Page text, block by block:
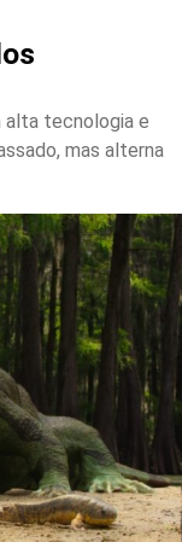
alta tecnologia e
mas alterna